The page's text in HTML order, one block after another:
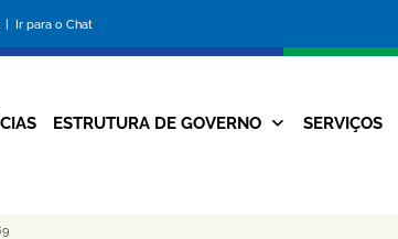
| Ir para o Chat
da
Prefeitura
Navegação
ESTRUTURA DE GOVERNO SERVIÇOS